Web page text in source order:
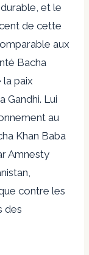
et le
de cette
aux
Bacha
la paix
Gandhi. Lui
au
Khan Baba
Amnesty
contre les
des